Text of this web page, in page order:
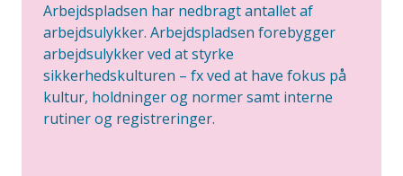
Arbejdspladsen har nedbragt antallet af
arbejdsulykker. Arbejdspladsen forebygger
arbejdsulykker ved at styrke
sikkerhedskulturen – fx ved at have fokus på
kultur, holdninger og normer samt interne
rutiner og registreringer.